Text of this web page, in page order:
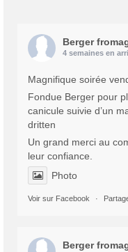
Berger
4 semaines en
Magnifique soirée
Fondue Berger pour
canicule suivie d’un
dritten
Un grand merci au
leur confiance.
Photo
Voir sur Facebook ·
Berger